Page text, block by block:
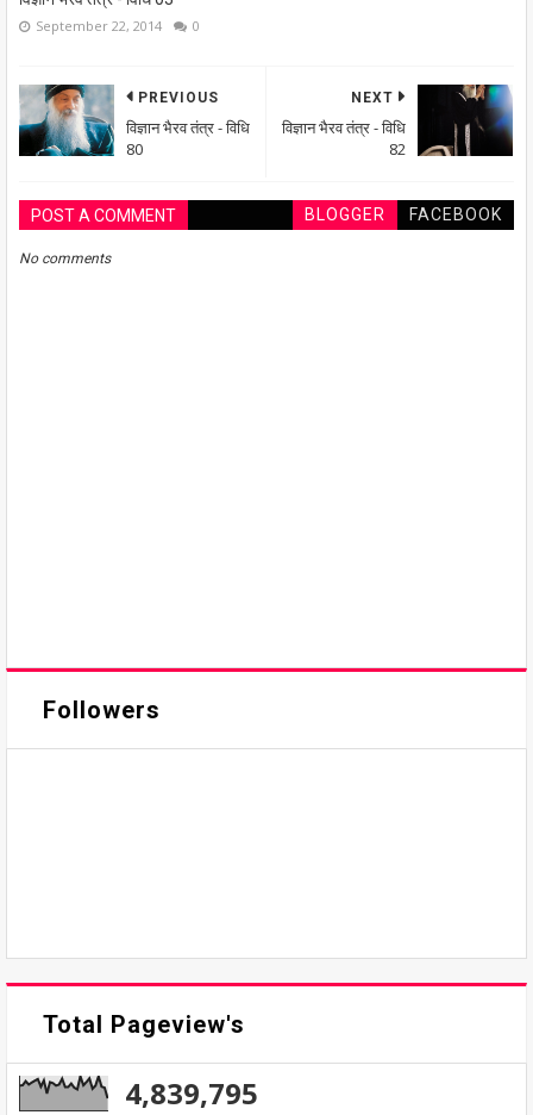
September 22, 2014 0
NEXT
विज्ञान भैरव तंत्र - विधि
82
PREVIOUS
विज्ञान भैरव तंत्र - विधि
80
POST A COMMENT BLOGGER FACEBOOK
No comments
Followers
Total Pageview's
4,839,795